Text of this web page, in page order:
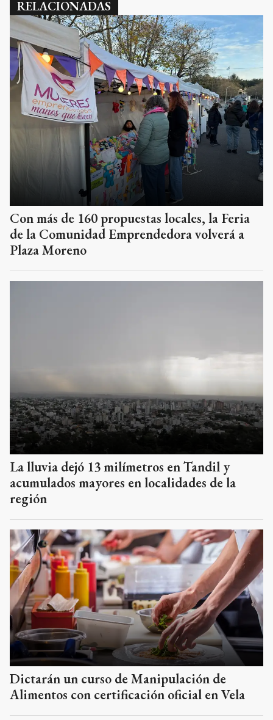
RELACIONADAS
Con más de 160 propuestas locales, la Feria
de la Comunidad Emprendedora volverá a
Plaza Moreno
La lluvia dejó 13 milímetros en Tandil y
acumulados mayores en localidades de la
región
Dictarán un curso de Manipulación de
Alimentos con certificación oficial en Vela